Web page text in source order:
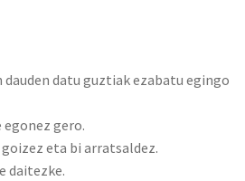
datu guztiak ezabatu egingo
gero.
eta bi arratsaldez.
daitezke.